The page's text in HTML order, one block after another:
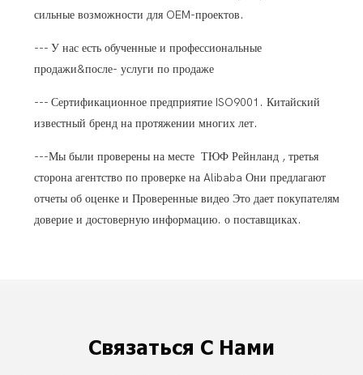
сильные возможности для OEM-проектов.
--- У нас есть обученные и профессиональные
продажи&после- услуги по продаже
--- Сертификационное предприятие ISO9001. Китайский
известный бренд на протяжении многих лет.
---Мы были проверены на месте ТЮФ Рейнланд , третья
сторона агентство по проверке на Alibaba Они предлагают
отчеты об оценке и Проверенные видео Это дает покупателям
доверие и достоверную информацию. о поставщиках.
Связаться С Нами